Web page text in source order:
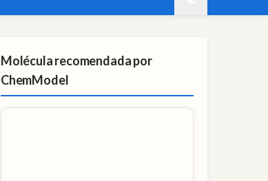
Molécula recomendada por
ChemModel